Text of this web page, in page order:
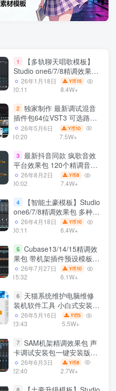
1
【多轨聊天唱歌模板】
Studio one6/7/8精调效果包
多种效果模式 声卡调试好直
播预设模板
26年1月18日
20:11
Y币15
8.4W+
2 独家制作 最新调试混音
插件包64位VST3 可选路径
一键安装550个效果器合集
v3.0 WiN 支持定制
26年5月6日
10:20
Y币10
7.5W+
3 最新抖音同款 疯歌音效
平台效果包 120个精调音效
包+软件自带170个音效
+600个插件 带安装教程全
26年8月2日
00:02
Y币8
7.4W+
4
【智能土豪模板】Studio
one6/7/8精调效果包 多种效
果模式可选 声卡调试好预设
带插件全套文件
26年4月18日
00:11
Y币10
6.4W+
5 Cubase13/14/15精调效
果包 带机架插件预设模板
声卡调试好效果工程文件
26年7月27日
15:32
Y币10
6.1W+
6
天猫系统维护电脑维修
装机软件工具 小白式安装
完全一键安装系统 电脑系统
装机软件 一键重装系统
26年5月16日
23:43
Y币5
5.5W+
7 SAM机架精调效果包 声
卡调试安装包一键安装版模
板 带插件预设效果文件
26年6月3日
22:40
Y币8
2.7W+
8